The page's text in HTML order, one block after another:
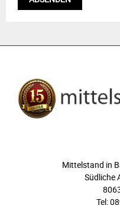
Mittelstand in
Südliche
Tel: